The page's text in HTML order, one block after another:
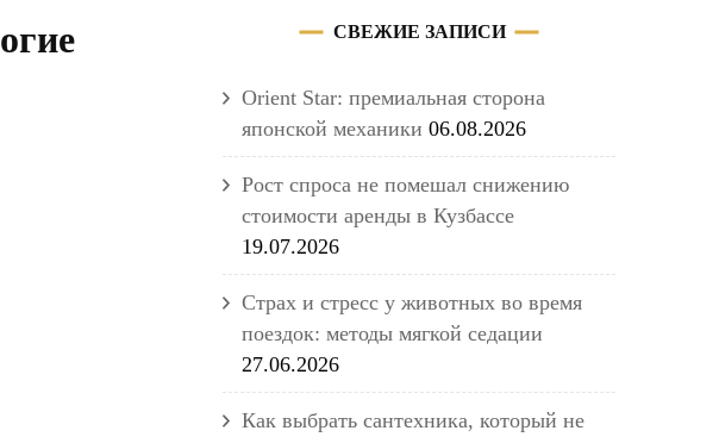
СВЕЖИЕ ЗАПИСИ
Orient Star: премиальная сторона
японской механики 06.08.2026
Рост спроса не помешал снижению
стоимости аренды в Кузбассе
19.07.2026
Страх и стресс у животных во время
поездок: методы мягкой седации
27.06.2026
Как выбрать сантехника, который не